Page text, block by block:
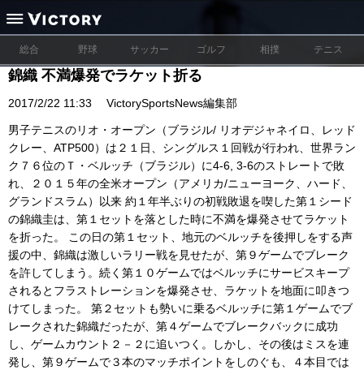
総合 野球 サッカー ゴルフ 相撲 テニス
錦織 不満爆発でラケット折る
2017/2/22 11:33 VictorySportsNews編集部
男子テニスのリオ・オープン（ブラジル/ リオデジャネイロ、レッド
クレー、ATP500）は２１日、シングルス１回戦が行われ、世界ラン
ク７６位のＴ・ベルッチ（ブラジル）に4-6, 3-6のストレートで敗
れ、２０１５年の全米オープン（アメリカ/ニューヨーク、ハード、
グランドスラム）以来 約１年半ぶりの初戦敗退を喫した第１シード
の錦織圭は、第１セットを落とした時に不満を爆発させてラケット
を折った。 この日の第１セット、地元のベルッチを後押しをする声
援の中、錦織は激しいラリー戦を見せたが、第９ゲームでブレーク
を許してしまう。続く第１０ゲームではベルッチにサービスキープ
されるとフラストレーションを爆発させ、ラケットを地面に叩きつ
けてしまった。 第２セットも勢いに乗るベルッチに第１ゲームでブ
レークされた錦織だったが、第４ゲームでブレークバックに成功
し、ゲームカウント２－２に追いつく。しかし、その後はミスを連
発し、第９ゲームで３本のマッチポイントをしのぐも、４本目では